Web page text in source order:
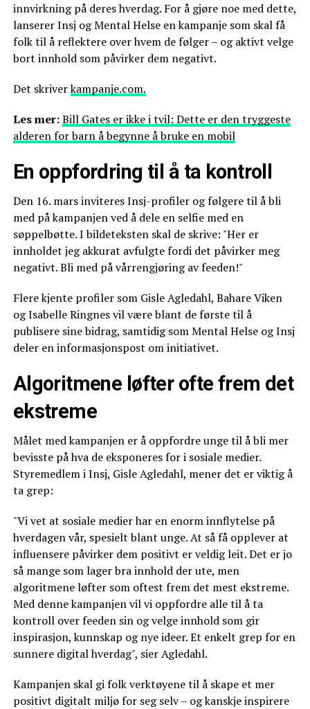
innvirkning på deres hverdag. For å gjøre noe med dette,
lanserer Insj og Mental Helse en kampanje som skal få
folk til å reflektere over hvem de følger – og aktivt velge
bort innhold som påvirker dem negativt.
Det skriverkampanje.com.
Les mer:Bill Gates er ikke i tvil: Dette er den tryggeste
alderen for barn å begynne å bruke en mobil
En oppfordring til å ta kontroll
Den 16. mars inviteres Insj-profiler og følgere til å bli
med på kampanjen ved å dele en selfie med en
søppelbøtte. I bildeteksten skal de skrive: "Her er
innholdet jeg akkurat avfulgte fordi det påvirker meg
negativt. Bli med på vårrengjøring av feeden!"
Flere kjente profiler som Gisle Agledahl, Bahare Viken
og Isabelle Ringnes vil være blant de første til å
publisere sine bidrag, samtidig som Mental Helse og Insj
deler en informasjonspost om initiativet.
Algoritmene løfter ofte frem det
ekstreme
Målet med kampanjen er å oppfordre unge til å bli mer
bevisste på hva de eksponeres for i sosiale medier.
Styremedlem i Insj, Gisle Agledahl, mener det er viktig å
ta grep:
"Vi vet at sosiale medier har en enorm innflytelse på
hverdagen vår, spesielt blant unge. At så få opplever at
influensere påvirker dem positivt er veldig leit. Det er jo
så mange som lager bra innhold der ute, men
algoritmene løfter som oftest frem det mest ekstreme.
Med denne kampanjen vil vi oppfordre alle til å ta
kontroll over feeden sin og velge innhold som gir
inspirasjon, kunnskap og nye ideer. Et enkelt grep for en
sunnere digital hverdag", sier Agledahl.
Kampanjen skal gi folk verktøyene til å skape et mer
positivt digitalt miljø for seg selv – og kanskje inspirere